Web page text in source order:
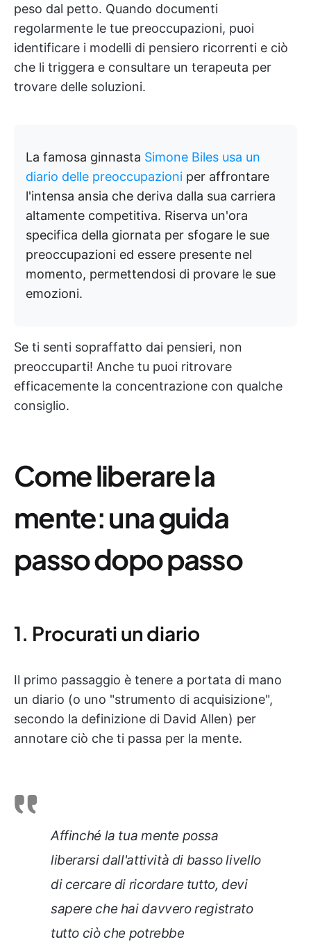
peso dal petto. Quando documenti
regolarmente le tue preoccupazioni, puoi
identificare i modelli di pensiero ricorrenti e ciò
che li triggera e consultare un terapeuta per
trovare delle soluzioni.
La famosa ginnasta Simone Biles usa un
diario delle preoccupazioni per affrontare
l'intensa ansia che deriva dalla sua carriera
altamente competitiva. Riserva un'ora
specifica della giornata per sfogare le sue
preoccupazioni ed essere presente nel
momento, permettendosi di provare le sue
emozioni.
Se ti senti sopraffatto dai pensieri, non
preoccuparti! Anche tu puoi ritrovare
efficacemente la concentrazione con qualche
consiglio.
Come liberare la
mente: una guida
passo dopo passo
1. Procurati un diario
Il primo passaggio è tenere a portata di mano
un diario (o uno "strumento di acquisizione",
secondo la definizione di David Allen) per
annotare ciò che ti passa per la mente.
Affinché la tua mente possa
liberarsi dall'attività di basso livello
di cercare di ricordare tutto, devi
sapere che hai davvero registrato
tutto ciò che potrebbe